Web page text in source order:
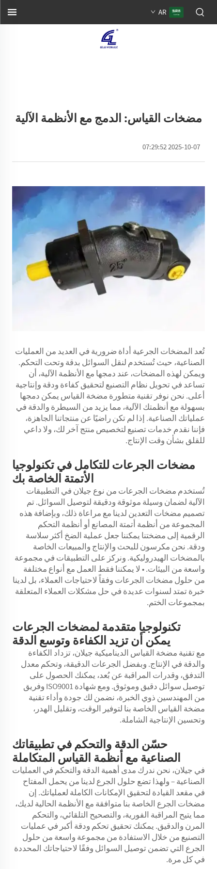
AR
مضخات القياس: الدمج مع الأنظمة الآلية
2025-10-07 07:29:52
تُعد المضخات الجرعية أداة ضرورية في العديد من العمليات
الصناعية، حيث تُستخدم لنقل السوائل بدقة وتحت التحكم.
ويمكن لهذه المضخات، عند دمجها مع الأنظمة الآلية، أن
تساعد في تحويل نظام التصنيع لتحقيق كفاءة ودقة وإنتاجية
أعلى. نحن نوفر تقنية متطورة مضخة القياس يمكن دمجها
بسهولة مع أنظمتك الآلية، مما يزيد من السيطرة والدقة في
عملياتك الصناعية. إذا لم تكن راضيًا عن منتجاتنا الجاهزة،
فإننا نقدم خدمات تصنيع لتخصيص منتج آخر لك، ولا داعي
للقلق بشأن وقت الإنتاج.
مضخات الجرعات للتكامل في تكنولوجيا
الأتمتة الخاصة بك
تُستخدم مضخات الجرعات من نوع جيلان في التطبيقات
الآلية لضمان وسيلة موثوقة ودقيقة لتوصيل السوائل. تم
تصميم مضخات التعدين لدينا مع مراعاة ذلك، وبإضافة هذه
المجموعة من أنظمة أتمتة المصانع أو أنظمة التحكم
الرقمية إلى مضختنا يمكننا جعل عملية الضخ أكثر سلاسة
ودقة. نحن مكرسون للبحث والإنتاج والمبيعات الخاصة
بالمضخات الهيدروليكية. ونركز على التطبيقات في مجموعة
واسعة من البيئات. • لا يمكننا فقط العمل مع أنواع مختلفة
من حلول مضخات الجرعات وفقاً لاحتياجات العملاء، بل لدينا
خبرة تمتد لسنوات عديدة في حل مشكلات العملاء المتعلقة
بمجموعات الختم.
تكنولوجيا متقدمة لمضخات الجرعات
يمكن أن تزيد الكفاءة وتوسع الدقة
مع تقنية مضخة القياس الديناميكية جيلان، تزداد الكفاءة
والدقة في الإنتاج. وبفضل الجرعات الدقيقة، وتحكم معدل
التدفق، وقدرات المراقبة عن بُعد، يمكنك الحصول على
توصيل سوائل دقيق وموثوق. ومع شهادة ISO9001 وفريق
من المهندسين ذوي الخبرة، نضمن لك جودة وأداء تقنية
مضخة القياس الخاصة بنا لتوفير الوقت، وتقليل الهدر،
وتحسين الإنتاجية الشاملة.
حسّن الدقة والتحكم في تطبيقاتك
الصناعية مع أنظمة القياس المتكاملة
في جيلان، نحن ندرك مدى أهمية الدقة والتحكم في العمليات
الصناعية – ولهذا تضع حلول الجرع لدينا من يحمل المفتاح
في مقعد القيادة لتحقيق الإمكانات الكاملة لعملياتك. إن
مضخات الجرع الخاصة بنا متوافقة مع الأنظمة الحالية لديك،
مما يتيح المراقبة الفورية، والتصحيح التلقائي، والتحكم
المرن والدقيق. يمكنك تحقيق تحكم ودقة أكبر في عمليات
التصنيع من خلال الاستفادة من مجموعة واسعة من حلول
الجرع التي تضمن توصيل السوائل وفقًا لاحتياجاتك المحددة
في كل مرة.